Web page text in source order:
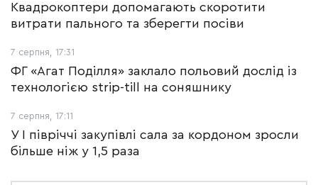
Квадрокоптери допомагають скоротити
витрати пального та зберегти посіви
7 серпня, 17:31
ФГ «Агат Поділля» заклало польовий дослід із
технологією strip-till на соняшнику
7 серпня, 17:11
У І півріччі закупівлі сала за кордоном зросли
більше ніж у 1,5 раза